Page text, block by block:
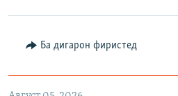
Ба дигарон фиристед